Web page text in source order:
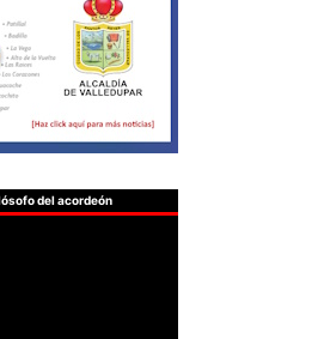
del acordeón